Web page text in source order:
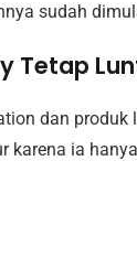
sudah
Tetap
dan produk
karena ia